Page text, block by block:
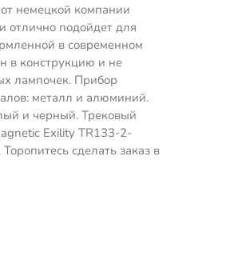
немецкой компании
отлично подойдет для
в современном
в конструкцию и не
лампочек. Прибор
металл и алюминий.
и черный. Трековый
Exility TR133-2-
сделать заказ в